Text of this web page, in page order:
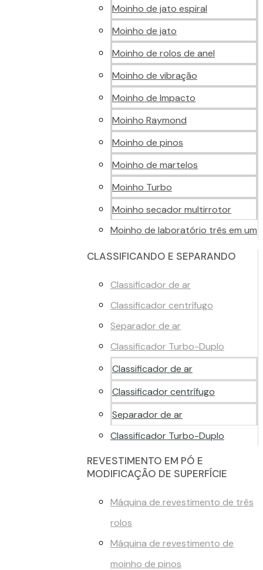
Moinho de jato espiral
Moinho de jato
Moinho de rolos de anel
Moinho de vibração
Moinho de Impacto
Moinho Raymond
Moinho de pinos
Moinho de martelos
Moinho Turbo
Moinho secador multirrotor
Moinho de laboratório três em um
CLASSIFICANDO E SEPARANDO
Classificador de ar
Classificador centrífugo
Separador de ar
Classificador Turbo-Duplo
Classificador de ar
Classificador centrífugo
Separador de ar
Classificador Turbo-Duplo
REVESTIMENTO EM PÓ E
MODIFICAÇÃO DE SUPERFÍCIE
Máquina de revestimento de três
rolos
Máquina de revestimento de
moinho de pinos